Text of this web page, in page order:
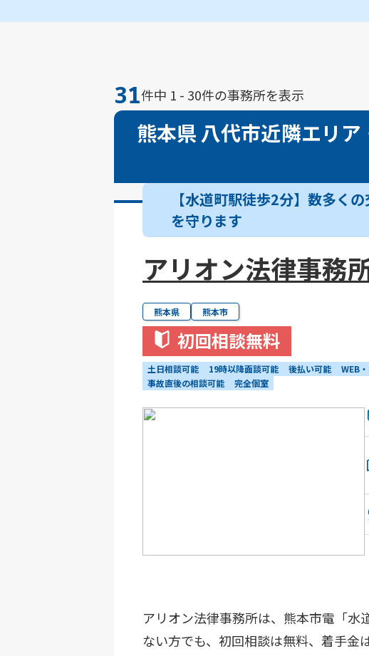
31件中 1 - 30件の事務所を表示
熊本県 八代市近隣エリ
【水道町駅徒歩2分】数多く
を守ります
アリオン法律事務
熊本県 熊本市
初回相談無料
土日相談可能 19時以降面談可能 後払い可能 WEB
事故直後の相談可能
完全個室
アリオン法律事務所は、熊本市電「水
ない方でも、初回相談は無料、着手金